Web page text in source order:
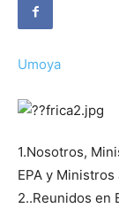
Umoya
1.Nosotros,
EPA y
2..Reunidos en